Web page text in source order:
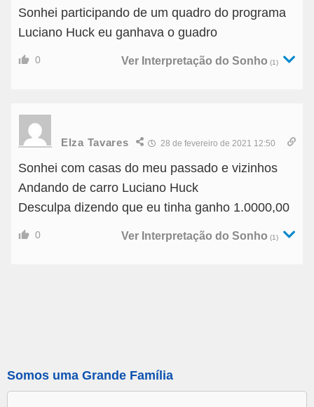
Sonhei participando de um quadro do programa
Luciano Huck eu ganhava o guadro
0 Ver Interpretação do Sonho (1)
Elza Tavares 28 de fevereiro de 2021 12:50
Sonhei com casas do meu passado e vizinhos
Andando de carro Luciano Huck
Desculpa dizendo que eu tinha ganho 1.0000,00
0 Ver Interpretação do Sonho (1)
Somos uma Grande Família